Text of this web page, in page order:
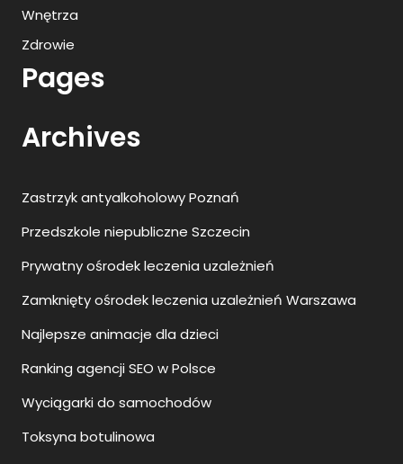
Wnętrza
Zdrowie
Pages
Archives
Zastrzyk antyalkoholowy Poznań
Przedszkole niepubliczne Szczecin
Prywatny ośrodek leczenia uzależnień
Zamknięty ośrodek leczenia uzależnień Warszawa
Najlepsze animacje dla dzieci
Ranking agencji SEO w Polsce
Wyciągarki do samochodów
Toksyna botulinowa